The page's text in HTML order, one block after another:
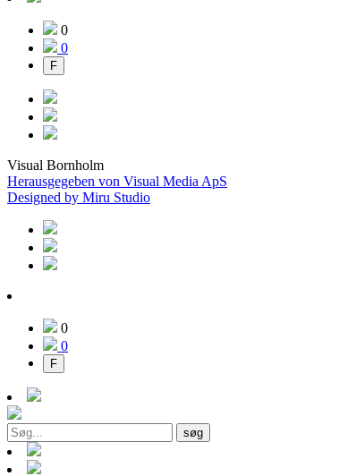
0
0
F
Visual Bornholm
Herausgegeben von Visual Media ApS
Designed by Miru Studio
0
0
F
søg